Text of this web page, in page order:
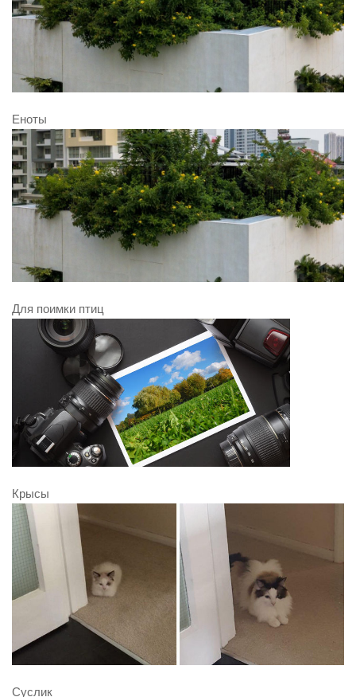
Еноты
Для поимки птиц
Крысы
Суслик